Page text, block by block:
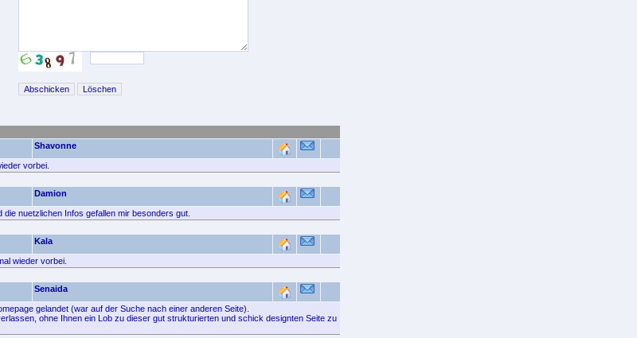
Shavonne
vorbei.
Damion
nuetzlichen Infos gefallen mir besonders gut.
Kala
wieder vorbei.
Senaida
gelandet (war auf der Suche nach einer anderen Seite).
ohne Ihnen ein Lob zu dieser gut strukturierten und schick designten Seite zu